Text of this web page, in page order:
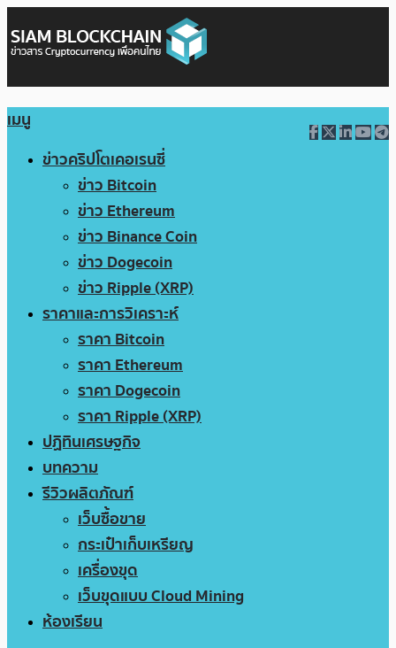
เมนู
ข่าวคริปโตเคอเรนซี่
ข่าว Bitcoin
ข่าว Ethereum
ข่าว Binance Coin
ข่าว Dogecoin
ข่าว Ripple (XRP)
ราคาและการวิเคราะห์
ราคา Bitcoin
ราคา Ethereum
ราคา Dogecoin
ราคา Ripple (XRP)
ปฏิทินเศรษฐกิจ
บทความ
รีวิวผลิตภัณฑ์
เว็บซื้อขาย
กระเป๋าเก็บเหรียญ
เครื่องขุด
เว็บขุดแบบ Cloud Mining
ห้องเรียน